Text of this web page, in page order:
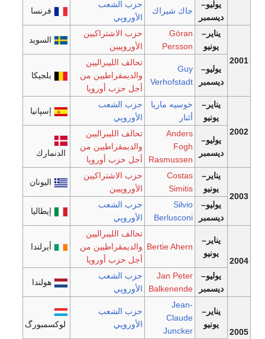
يوليو–
ديسمبر
جاك شيراك
حزب الشعب
الأوروپي
فرنسا
2001
يناير–
يونيو
Göran
Persson
حزب الاشتراكيين
الأوروپيين
السويد
يوليو–
ديسمبر
Guy
Verhofstadt
تحالف الليبراليين
والديمقراطيين من
أجل حزب أوروپا
بلجيكا
2002
يناير–
يونيو
خوسيه ماريا
أثنار
حزب الشعب
الأوروپي
إسپانيا
يوليو–
ديسمبر
Anders
Fogh
Rasmussen
تحالف الليبراليين
والديمقراطيين من
أجل حزب أوروپا
الدنمارك
2003
يناير–
يونيو
Costas
Simitis
حزب الاشتراكيين
الأوروپيين
اليونان
يوليو–
ديسمبر
Silvio
Berlusconi
حزب الشعب
الأوروپي
إيطاليا
2004
يناير–
يونيو
Bertie Ahern
تحالف الليبراليين
والديمقراطيين من
أجل حزب أوروپا
أيرلندا
يوليو–
ديسمبر
Jan Peter
Balkenende
حزب الشعب
الأوروپي
هولندا
2005
يناير–
يونيو
Jean-
Claude
Juncker
حزب الشعب
الأوروپي
لوكسمبورگ